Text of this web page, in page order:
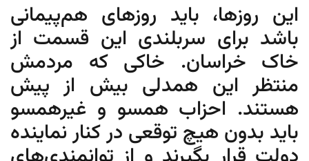
این روزها، باید روزهای هم‌پیمانی
باشد برای سربلندی این قسمت از
خاک خراسان. خاکی که مردمش
منتظر این همدلی بیش از پیش
هستند. احزاب همسو و غیرهمسو
باید بدون هیچ توقعی در کنار نماینده